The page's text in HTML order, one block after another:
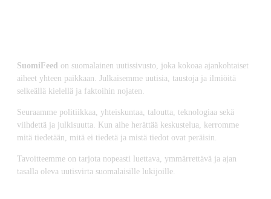
SuomiFeed on suomalainen uutissivusto, joka kokoaa ajankohtaiset
aiheet yhteen paikkaan. Julkaisemme uutisia, taustoja ja ilmiöitä
selkeällä kielellä ja faktoihin nojaten.
Seuraamme politiikkaa, yhteiskuntaa, taloutta, teknologiaa sekä
viihdettä ja julkisuutta. Kun aihe herättää keskustelua, kerromme
mitä tiedetään, mitä ei tiedetä ja mistä tiedot ovat peräisin.
Tavoitteemme on tarjota nopeasti luettava, ymmärrettävä ja ajan
tasalla oleva uutisvirta suomalaisille lukijoille.